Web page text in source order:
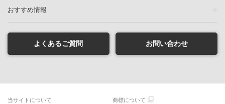
おすすめ情報
よくあるご質問 お問い合わせ
当サイトについて 商標について